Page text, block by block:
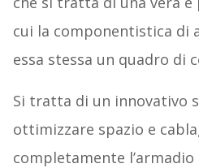
cui la componentistica di
essa stessa un quadro di
Si tratta di un innovativo
ottimizzare spazio e
completamente